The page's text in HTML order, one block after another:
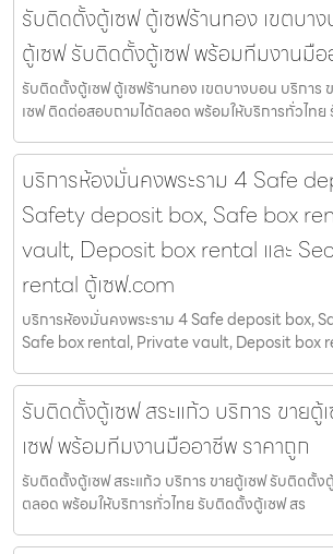
รับติดตั้งตู้เซฟ ตู้เซฟร้านทอง เขตบา
ตู้เซฟ รับติดตั้งตู้เซฟ พร้อมทีมงานมือ
รับติดตั้งตู้เซฟ ตู้เซฟร้านทอง เขตบางบอน บริการ
เซฟ ติดต่อสอบถามได้ตลอด พร้อมให้บริการทั่วไทย
บริการห้องมั่นคงพระราม 4 Safe
Safety deposit box, Safe box
vault, Deposit box rental และ
rental ตู้เซฟ.com
บริการห้องมั่นคงพระราม 4 Safe deposit box,
Safe box rental, Private vault, Deposit box
รับติดตั้งตู้เซฟ สระแก้ว บริการ ขาย
เซฟ พร้อมทีมงานมืออาชีพ ราคาถูก
รับติดตั้งตู้เซฟ สระแก้ว บริการ ขายตู้เซฟ รับติดตั้
ตลอด พร้อมให้บริการทั่วไทย รับติดตั้งตู้เซฟ สร